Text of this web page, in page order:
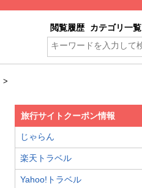
閲覧履歴 カテゴリ一覧
>
旅行サイトクーポン情報
じゃらん
楽天トラベル
Yahoo!トラベル